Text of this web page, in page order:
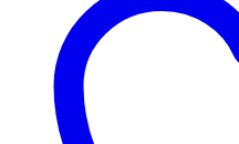
varesiden